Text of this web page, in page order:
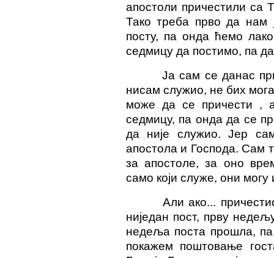
апостоли причестили са
Тако треба прво да
посту, па онда ћемо
седмицу да постимо, па
Ја сам се данас
нисам служио, не бих
може да се причести ,
седмицу, па онда да се
да није служио. Јер
апостола и Господа. Сам
за апостоле, за оно
само који служе, они могу
Али ако...
ниједан пост, прву
недеља поста прошла, па
покажем поштовање